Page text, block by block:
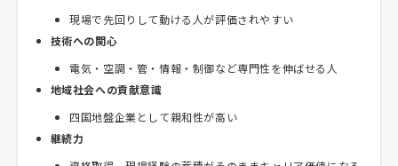
現場で先回りして動ける人が評価されやすい
技術への関心
電気・空調・管・情報・制御など専門性を伸ばせる人
地域社会への貢献意識
四国地盤企業として親和性が高い
継続力